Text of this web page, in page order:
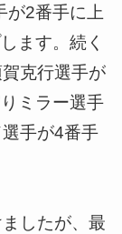
が2番手に上
ます。続く
克行選手が
ミラー選手
手が4番手
したが、最